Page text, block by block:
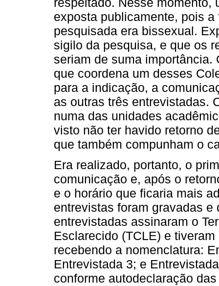
exposta publicamente, pois
pesquisada era bissexual.
sigilo da pesquisa, e que os
seriam de suma
que coordena um desses
para a indicação, a
as outras três entrevistadas.
numa das unidades
visto não ter havido retorno
que também compunham o
Era realizado, portanto, o
comunicação e, após o
e o horário que ficaria mais
entrevistas foram gravadas
entrevistadas assinaram o
Esclarecido (TCLE) e
recebendo a nomenclatura:
Entrevistada 3; e
conforme autodeclaração